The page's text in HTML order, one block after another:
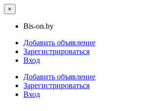
×
Bis-on.by
Добавить объявление
Зарегистрироваться
Вход
Добавить объявление
Зарегистрироваться
Вход